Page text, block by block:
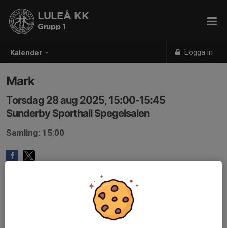
Kalender Logga in
LULEÅ KK
Grupp 1
Mark
Torsdag 28 aug 2025, 15:00-15:45
Sunderby Sporthall Spegelsalen
Samling: 15:00